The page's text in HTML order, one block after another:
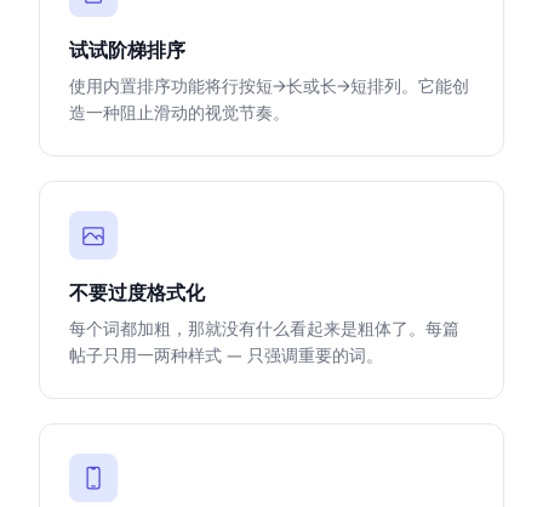
试试阶梯排序
使用内置排序功能将行按短→长或长→短排列。它能创
造一种阻止滑动的视觉节奏。
不要过度格式化
每个词都加粗，那就没有什么看起来是粗体了。每篇
帖子只用一两种样式 — 只强调重要的词。